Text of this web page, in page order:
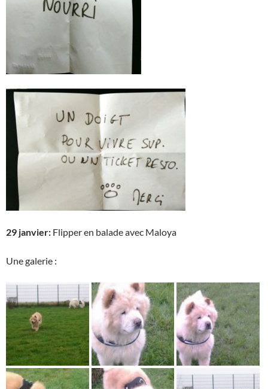
29 janvier: Flipper en balade avec Maloya
Une galerie :